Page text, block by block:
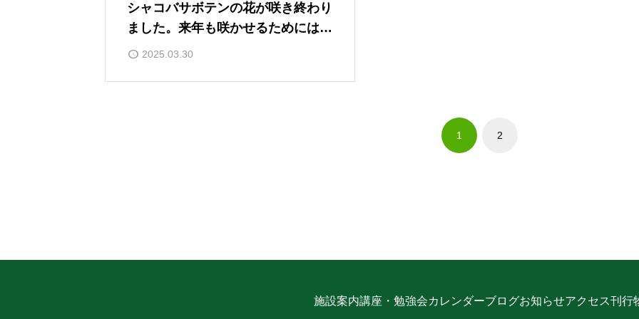
シャコバサボテンの花が咲き終わり
ました。来年も咲かせるためにはど
うしたら良いですか？
2025.03.30
1 2
施設案内講座・勉強会カレンダーブログお知らせアクセス刊行